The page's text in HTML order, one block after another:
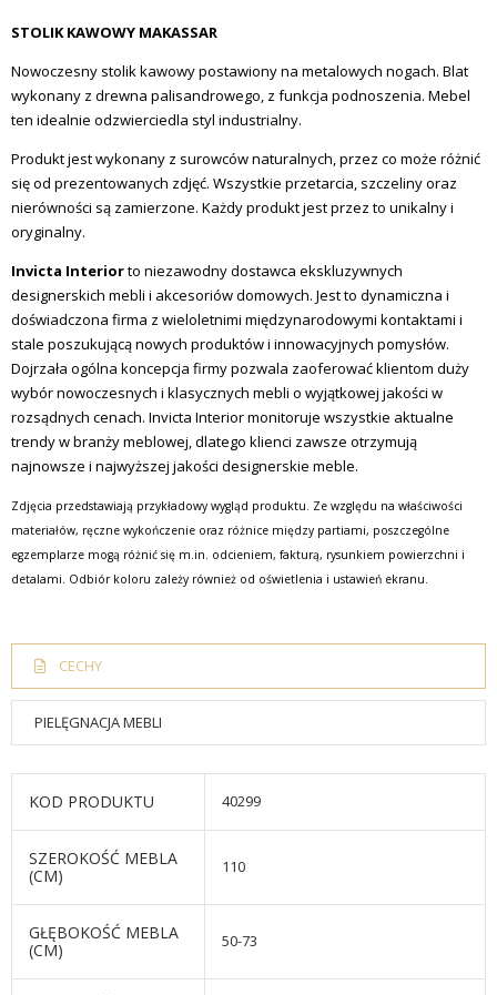
STOLIK KAWOWY MAKASSAR
Nowoczesny stolik kawowy postawiony na metalowych nogach. Blat
wykonany z drewna palisandrowego, z funkcja podnoszenia. Mebel
ten idealnie odzwierciedla styl industrialny.
Produkt jest wykonany z surowców naturalnych, przez co może różnić
się od prezentowanych zdjęć. Wszystkie przetarcia, szczeliny oraz
nierówności są zamierzone. Każdy produkt jest przez to unikalny i
oryginalny.
Invicta Interiorto niezawodny dostawca ekskluzywnych
designerskich mebli i akcesoriów domowych. Jest to dynamiczna i
doświadczona firma z wieloletnimi międzynarodowymi kontaktami i
stale poszukującą nowych produktów i innowacyjnych pomysłów.
Dojrzała ogólna koncepcja firmy pozwala zaoferować klientom duży
wybór nowoczesnych i klasycznych mebli o wyjątkowej jakości w
rozsądnych cenach. Invicta Interior monitoruje wszystkie aktualne
trendy w branży meblowej, dlatego klienci zawsze otrzymują
najnowsze i najwyższej jakości designerskie meble.
Zdjęcia przedstawiają przykładowy wygląd produktu. Ze względu na właściwości
materiałów, ręczne wykończenie oraz różnice między partiami, poszczególne
egzemplarze mogą różnić się m.in. odcieniem, fakturą, rysunkiem powierzchni i
detalami. Odbiór koloru zależy również od oświetlenia i ustawień ekranu.
CECHY
PIELĘGNACJA MEBLI
KOD PRODUKTU 40299
SZEROKOŚĆ MEBLA
(CM)
110
GŁĘBOKOŚĆ MEBLA
(CM)
50-73